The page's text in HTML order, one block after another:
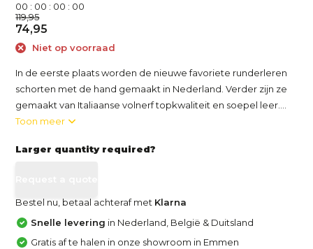
00 : 00 : 00 : 00
119,95
74,95
Niet op voorraad
In de eerste plaats worden de nieuwe favoriete runderleren
schorten met de hand gemaakt in Nederland. Verder zijn ze
gemaakt van Italiaanse volnerf topkwaliteit en soepel leer....
Toon meer
Larger quantity required?
Bestel nu, betaal achteraf met Klarna
Snelle levering in Nederland, België & Duitsland
Gratis af te halen in onze showroom in Emmen